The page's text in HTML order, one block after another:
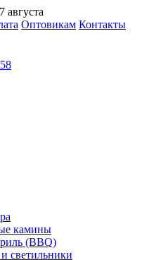
7 августа
Оптовикам Контакты
камины
(BBQ)
светильники